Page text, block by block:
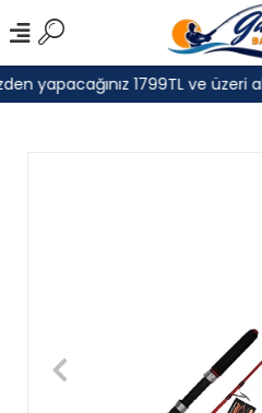
yapacağınız 1799TL ve üzeri